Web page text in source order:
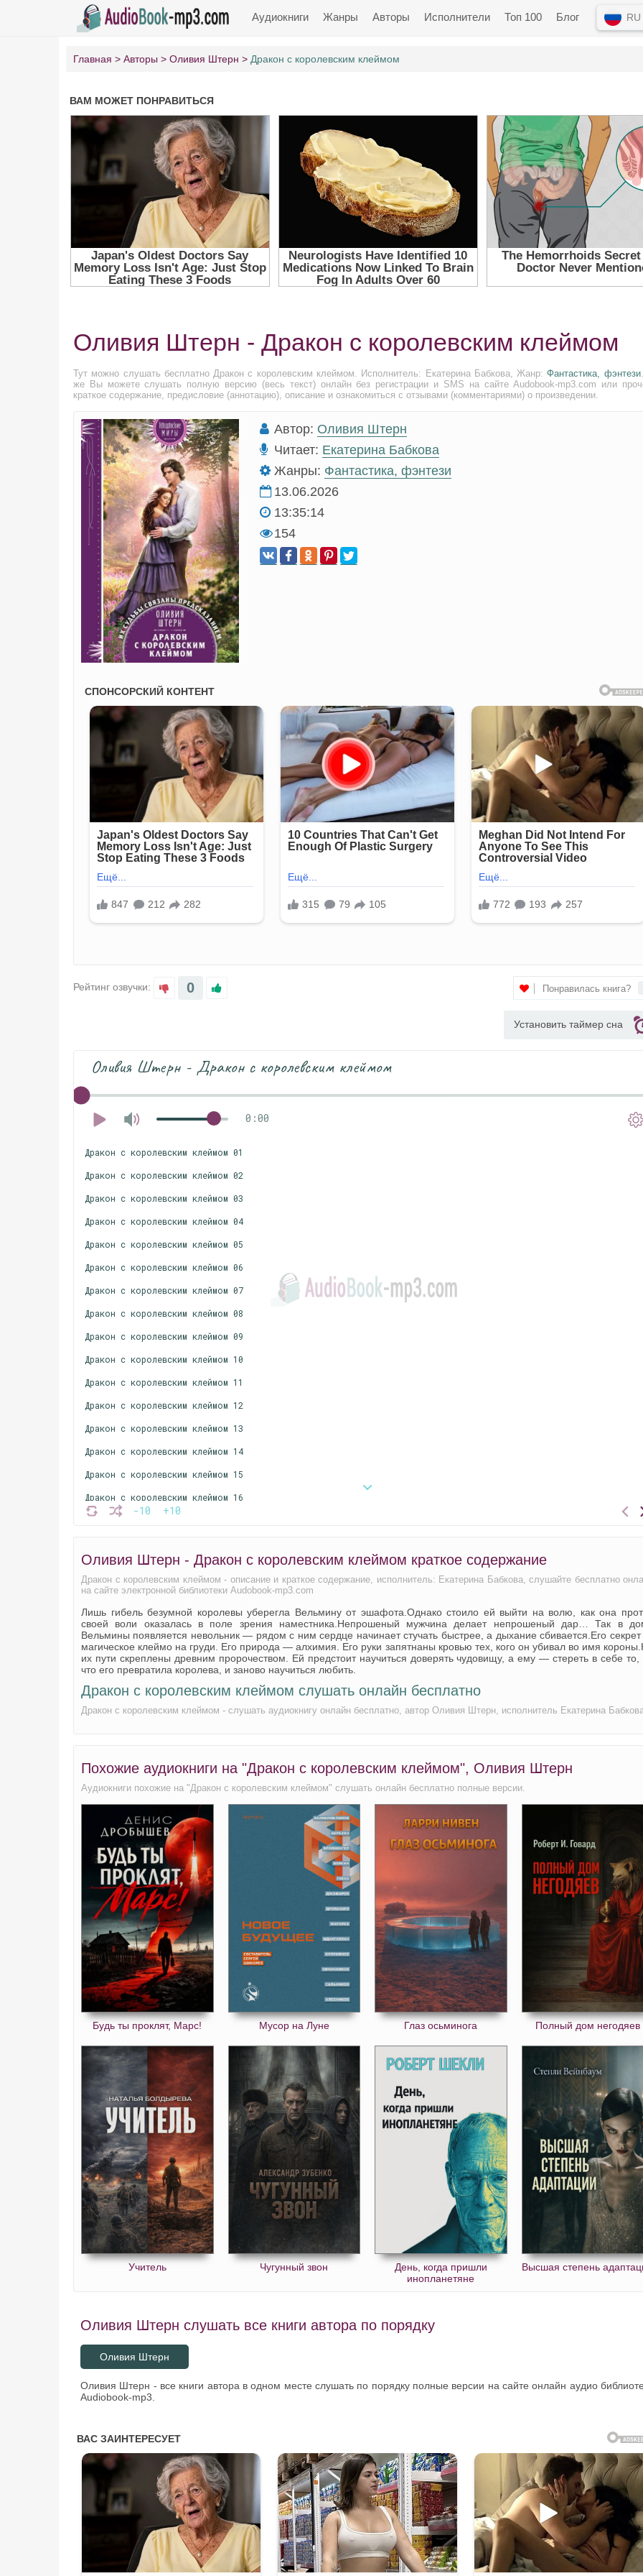
Аудиокниги Жанры Авторы Исполнители Топ 100 Блог RU
Главная Авторы Оливия Штерн Дракон с королевским клеймом
Оливия Штерн - Дракон с королевским клеймом
Тут можно слушать бесплатно Дракон с королевским клеймом. Исполнитель: Екатерина Бабкова, Жанр:Фантастика, фэнтези
же Вы можете слушать полную версию (весь текст) онлайн без регистрации и SMS на сайте Audobook-mp3.com или
краткое содержание, предисловие (аннотацию), описание и ознакомиться с отзывами (комментариями) о произведении.
Автор: Оливия Штерн
Читает: Екатерина Бабкова
Жанры: Фантастика, фэнтези
13.06.2026
13:35:14
154
Рейтинг озвучки: 0 Понравилась книга?
Установить таймер сна
Оливия Штерн - Дракон с королевским клеймом
0:00
-10 +10
Дракон с королевским клеймом 01
Дракон с королевским клеймом 02
Дракон с королевским клеймом 03
Дракон с королевским клеймом 04
Дракон с королевским клеймом 05
Дракон с королевским клеймом 06
Дракон с королевским клеймом 07
Дракон с королевским клеймом 08
Дракон с королевским клеймом 09
Дракон с королевским клеймом 10
Дракон с королевским клеймом 11
Дракон с королевским клеймом 12
Дракон с королевским клеймом 13
Дракон с королевским клеймом 14
Дракон с королевским клеймом 15
Дракон с королевским клеймом 16
Дракон с королевским клеймом 17
Оливия Штерн - Дракон с королевским клеймом краткое содержание
Дракон с королевским клеймом - описание и краткое содержание, исполнитель: Екатерина Бабкова, слушайте бесплатно
на сайте электронной библиотеки Audobook-mp3.com
Лишь гибель безумной королевы уберегла Вельмину от эшафота.Однако стоило ей выйти на волю, как она
своей воли оказалась в поле зрения наместника.Непрошеный мужчина делает непрошеный дар… Так в
Вельмины появляется невольник — рядом с ним сердце начинает стучать быстрее, а дыхание сбивается.Его
магическое клеймо на груди. Его природа — алхимия. Его руки запятнаны кровью тех, кого он убивал во имя
их пути скреплены древним пророчеством. Ей предстоит научиться доверять чудовищу, а ему — стереть в себе то,
что его превратила королева, и заново научиться любить.
Дракон с королевским клеймом слушать онлайн бесплатно
Дракон с королевским клеймом - слушать аудиокнигу онлайн бесплатно, автор Оливия Штерн, исполнитель Екатерина
Похожие аудиокниги на "Дракон с королевским клеймом", Оливия Штерн
Аудиокниги похожие на "Дракон с королевским клеймом" слушать онлайн бесплатно полные версии.
Будь ты проклят, Марс! Мусор на Луне Глаз осьминога Полный дом негодяев
Учитель Чугунный звон
День, когда пришли
инопланетяне
Высшая степень
Оливия Штерн слушать все книги автора по порядку
Оливия Штерн
Оливия Штерн - все книги автора в одном месте слушать по порядку полные версии на сайте онлайн аудио
Audiobook-mp3.